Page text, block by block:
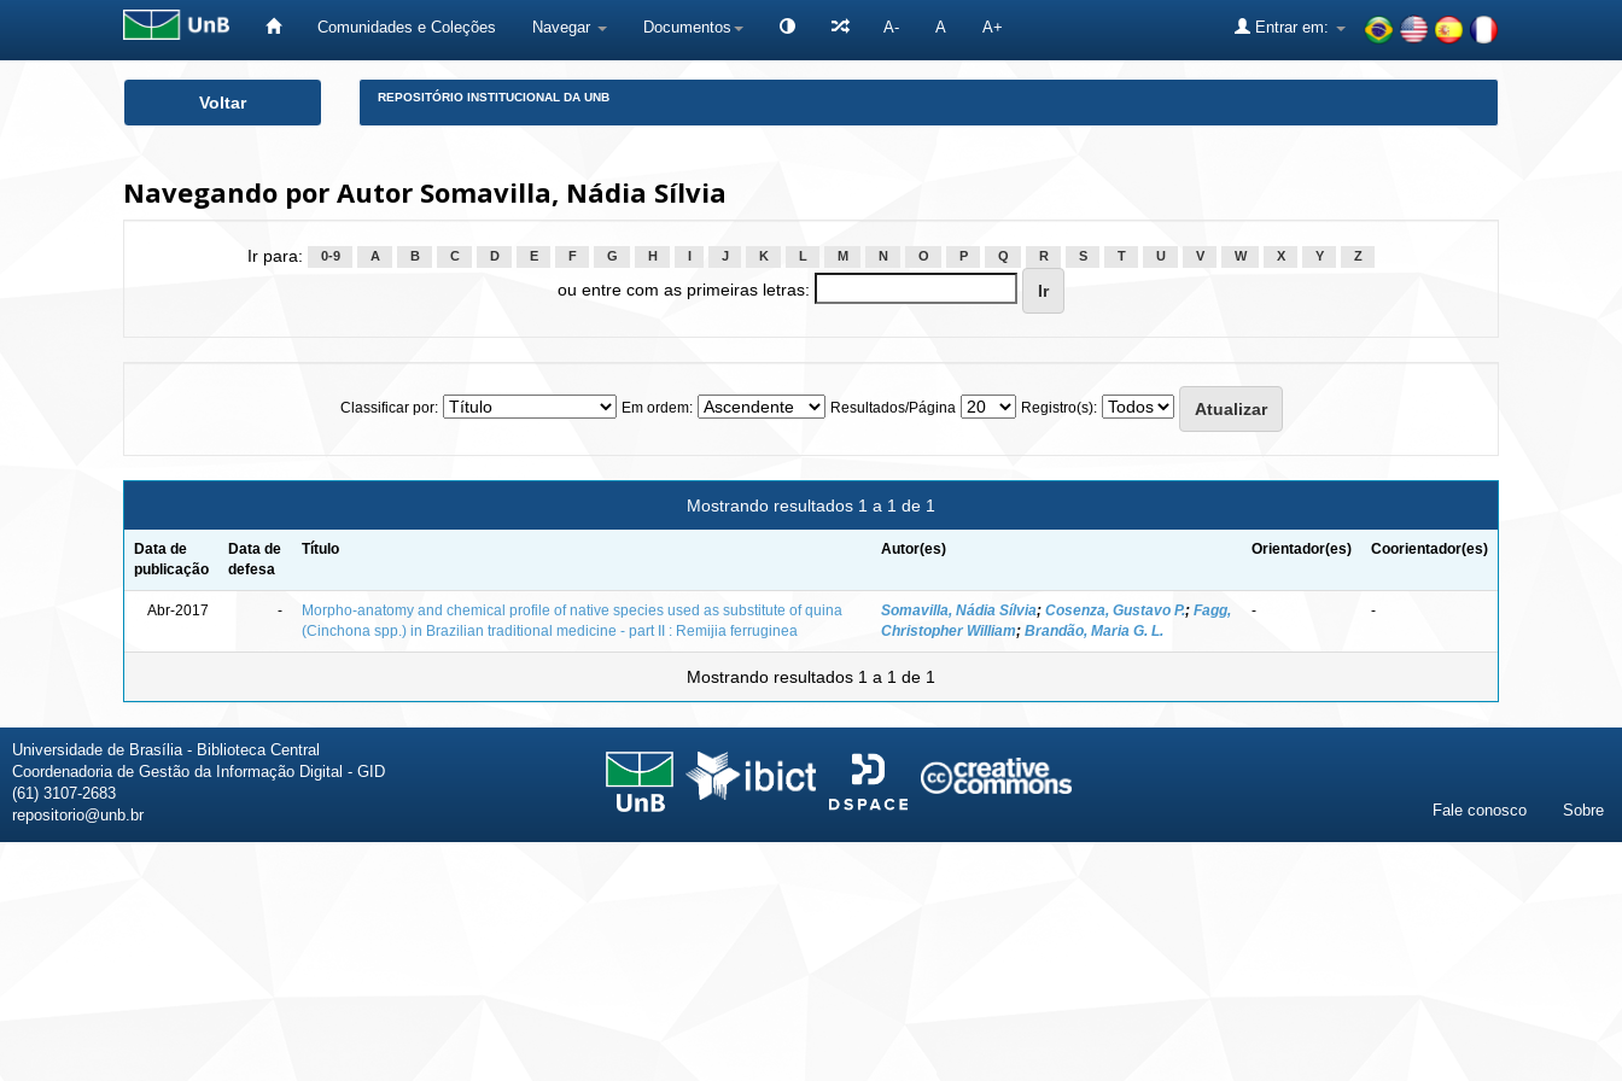
Comunidades e Coleções Navegar Documentos A- A A+ Entrar em:
Voltar REPOSITÓRIO INSTITUCIONAL DA UNB
Navegando por Autor Somavilla, Nádia Sílvia
Ir para: 0-9 A B C D E F G H J K L M N O P Q R S T U V W X Y Z
ou entre com as primeiras letras:
Classificar por: Em ordem: Resultados/Página Registro(s):
Mostrando resultados 1 a 1 de 1
Data de
publicação
Data de
defesa
Título Autor(es) Orientador(es) Coorientador(es)
Abr-2017 -
Morpho-anatomy and chemical profile of native species used as substitute of quina
(Cinchona spp.) in Brazilian traditional medicine - part II : Remijia ferruginea
Somavilla, Nádia Sílvia; Cosenza, Gustavo P.; Fagg,
Christopher William; Brandão, Maria G. L.
- -
Mostrando resultados 1 a 1 de 1
Universidade de Brasília - Biblioteca Central
Coordenadoria de Gestão da Informação Digital - GID
(61) 3107-2683
repositorio@unb.br
Fale conosco Sobre